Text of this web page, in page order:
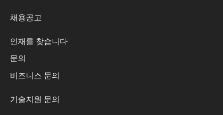
채용공고
인재를 찾습니다
문의
비즈니스 문의
기술지원 문의